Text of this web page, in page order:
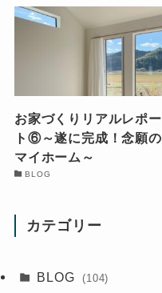
お家づくりリアルレポー
ト⑥～遂に完成！念願の
マイホーム～
BLOG
カテゴリー
BLOG (104)